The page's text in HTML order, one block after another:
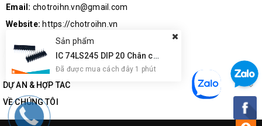
Email: chotroihn.vn@gmail.com
Website: https://chotroihn.vn
DỰ ÁN & HỢP TÁC
VỀ CHÚNG TÔI
Sản phẩm
IC 74LS245 DIP 20 Chân cắm
Đã được mua cách đây 1 phút